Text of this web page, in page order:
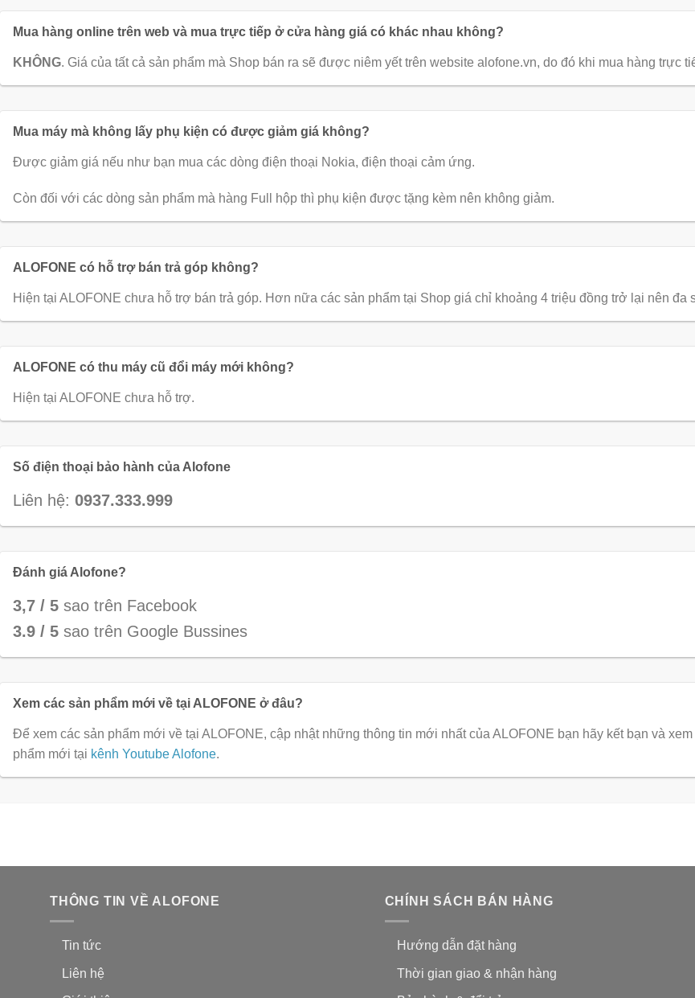
Mua hàng online trên web và mua trực tiếp ở cửa hàng giá có khác nhau không?
KHÔNG. Giá của tất cả sản phẩm mà Shop bán ra sẽ được niêm yết trên website alofone.vn, do đó khi mua hàng trực
Mua máy mà không lấy phụ kiện có được giảm giá không?
Được giảm giá nếu như bạn mua các dòng điện thoại Nokia, điện thoại cảm ứng.
Còn đối với các dòng sản phẩm mà hàng Full hộp thì phụ kiện được tặng kèm nên không giảm.
ALOFONE có hỗ trợ bán trả góp không?
Hiện tại ALOFONE chưa hỗ trợ bán trả góp. Hơn nữa các sản phẩm tại Shop giá chỉ khoảng 4 triệu đồng trở lại nên
ALOFONE có thu máy cũ đổi máy mới không?
Hiện tại ALOFONE chưa hỗ trợ.
Số điện thoại bảo hành của Alofone
Liên hệ: 0937.333.999
Đánh giá Alofone?
3,7 / 5 sao trên Facebook
3.9 / 5 sao trên Google Bussines
Xem các sản phẩm mới về tại ALOFONE ở đâu?
Để xem các sản phẩm mới về tại ALOFONE, cập nhật những thông tin mới nhất của ALOFONE bạn hãy kết bạn và
phẩm mới tại kênh Youtube Alofone.
THÔNG TIN VỀ ALOFONE
Tin tức
Liên hệ
CHÍNH SÁCH BÁN HÀNG
Hướng dẫn đặt hàng
Thời gian giao & nhận hàng